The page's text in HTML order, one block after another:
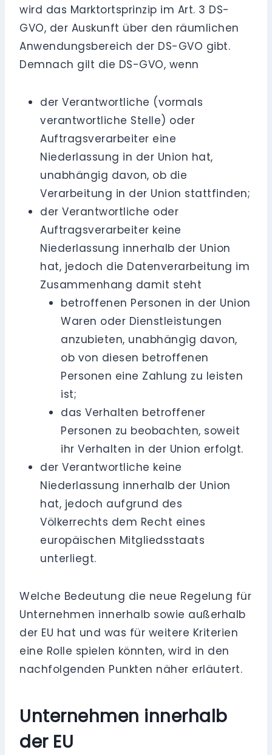
wird das Marktortsprinzip im Art. 3 DS-
GVO, der Auskunft über den räumlichen
Anwendungsbereich der DS-GVO gibt.
Demnach gilt die DS-GVO, wenn
der Verantwortliche (vormals
verantwortliche Stelle) oder
Auftragsverarbeiter eine
Niederlassung in der Union hat,
unabhängig davon, ob die
Verarbeitung in der Union stattfinden;
der Verantwortliche oder
Auftragsverarbeiter keine
Niederlassung innerhalb der Union
hat, jedoch die Datenverarbeitung im
Zusammenhang damit steht
betroffenen Personen in der Union
Waren oder Dienstleistungen
anzubieten, unabhängig davon,
ob von diesen betroffenen
Personen eine Zahlung zu leisten
ist;
das Verhalten betroffener
Personen zu beobachten, soweit
ihr Verhalten in der Union erfolgt.
der Verantwortliche keine
Niederlassung innerhalb der Union
hat, jedoch aufgrund des
Völkerrechts dem Recht eines
europäischen Mitgliedsstaats
unterliegt.
Welche Bedeutung die neue Regelung für
Unternehmen innerhalb sowie außerhalb
der EU hat und was für weitere Kriterien
eine Rolle spielen könnten, wird in den
nachfolgenden Punkten näher erläutert.
Unternehmen innerhalb
der EU